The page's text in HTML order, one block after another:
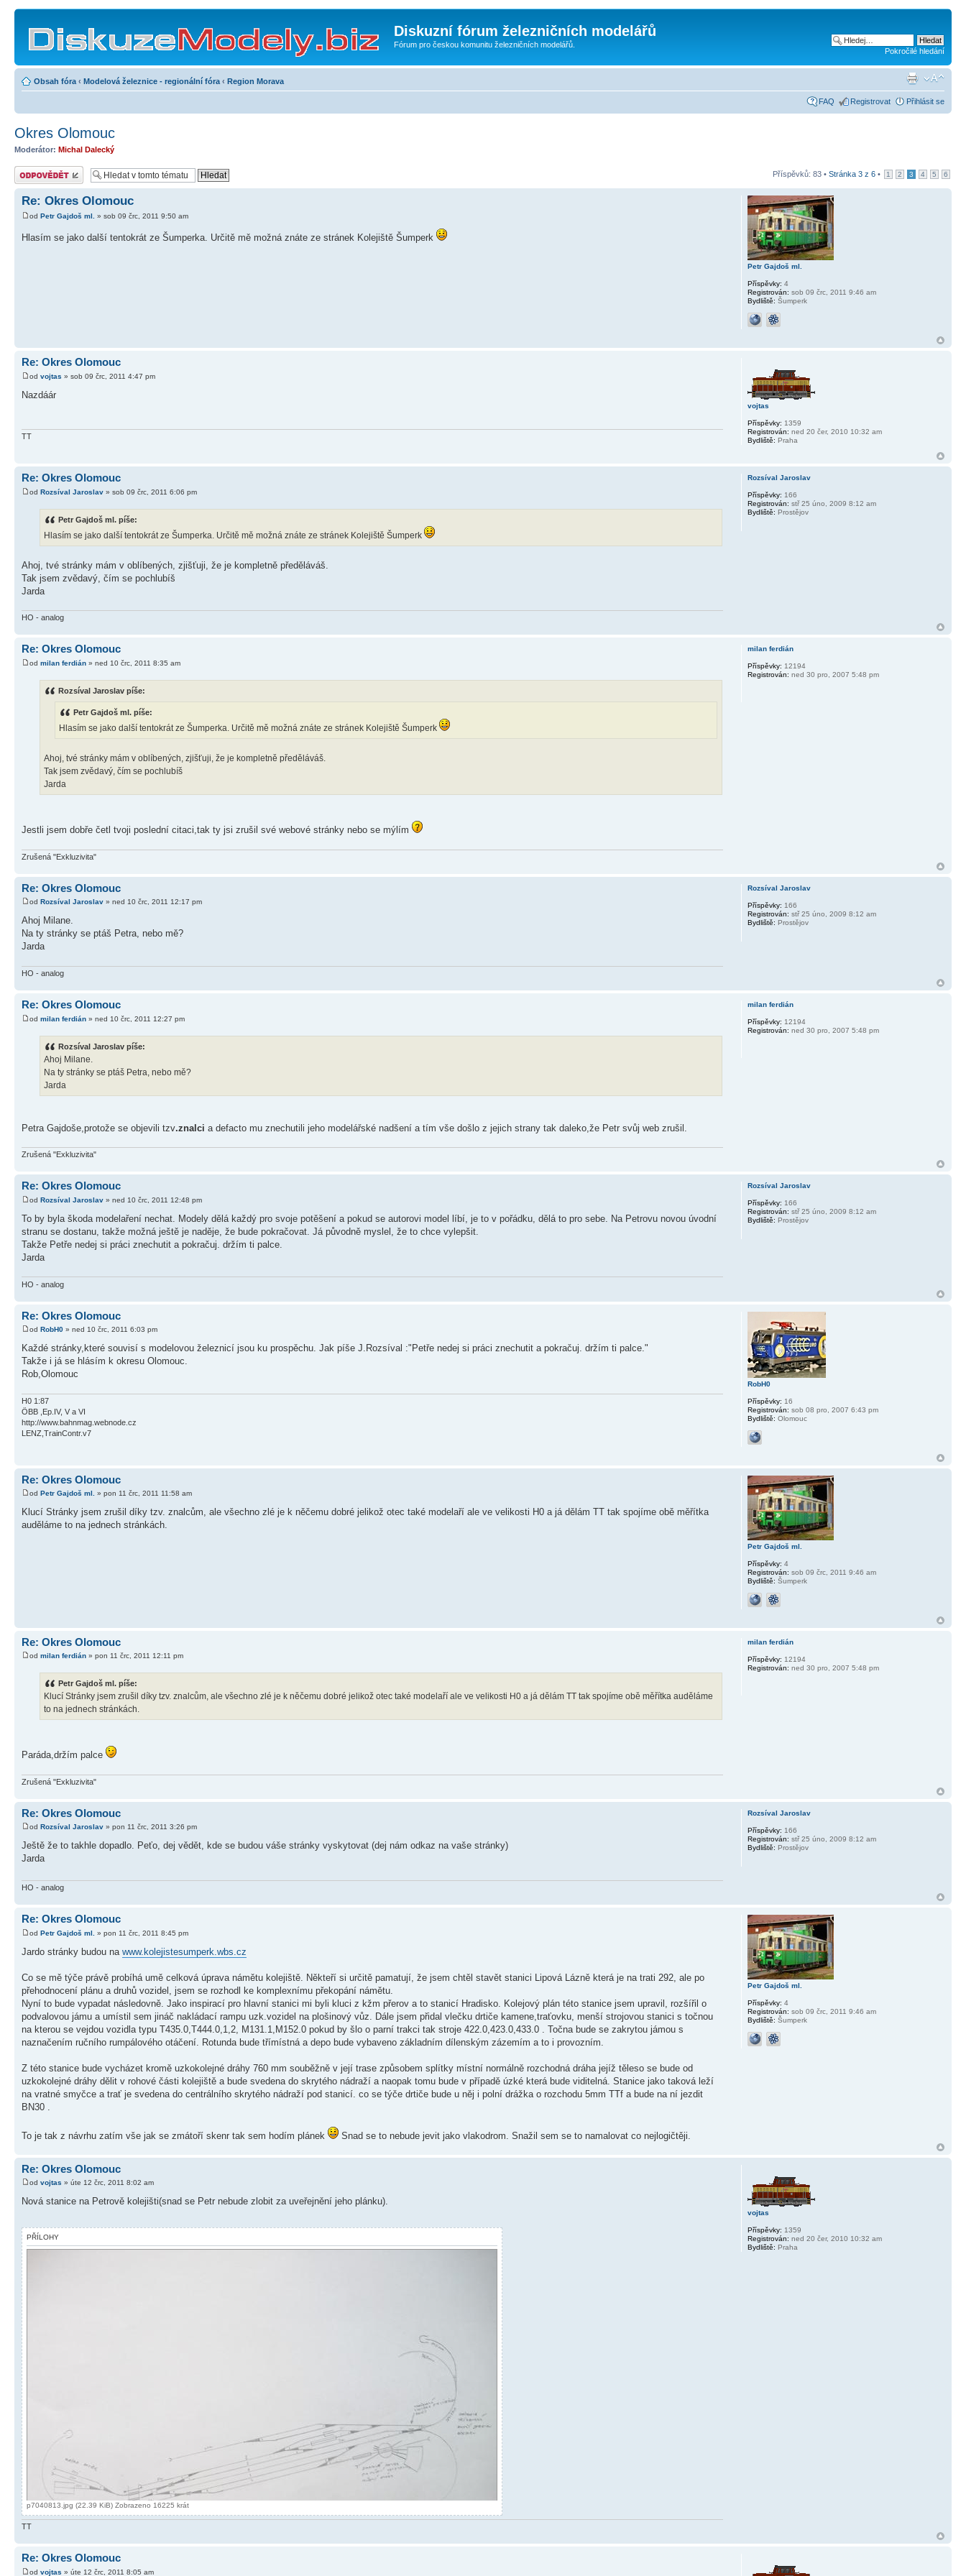
Diskuzní fórum železničních modelářů
Fórum pro českou komunitu železničních modelářů.
Pokročilé hledání
Obsah fóra ‹ Modelová železnice - regionální fóra ‹ Region Morava
FAQ Registrovat Přihlásit se
Okres Olomouc
Moderátor: Michal Dalecký
Odeslat odpověď Příspěvků: 83 • Stránka 3 z 6 • 1 2 3 4 5 6
Re: Okres Olomouc
od Petr Gajdoš ml. » sob 09 črc, 2011 9:50 am
Hlasím se jako další tentokrát ze Šumperka. Určitě mě možná znáte ze stránek Kolejiště Šumperk
Petr Gajdoš ml.
Příspěvky: 4
Registrován: sob 09 črc, 2011 9:46 am
Bydliště: Šumperk
Re: Okres Olomouc
od vojtas » sob 09 črc, 2011 4:47 pm
Nazdáár
TT
vojtas
Příspěvky: 1359
Registrován: ned 20 čer, 2010 10:32 am
Bydliště: Praha
Re: Okres Olomouc
od Rozsíval Jaroslav » sob 09 črc, 2011 6:06 pm
Petr Gajdoš ml. píše:
Hlasím se jako další tentokrát ze Šumperka. Určitě mě možná znáte ze stránek Kolejiště Šumperk
Ahoj, tvé stránky mám v oblíbených, zjišťuji, že je kompletně předěláváš.
Tak jsem zvědavý, čím se pochlubíš
Jarda
HO - analog
Rozsíval Jaroslav
Příspěvky: 166
Registrován: stř 25 úno, 2009 8:12 am
Bydliště: Prostějov
Re: Okres Olomouc
od milan ferdián » ned 10 črc, 2011 8:35 am
Rozsíval Jaroslav píše:
Petr Gajdoš ml. píše:
Hlasím se jako další tentokrát ze Šumperka. Určitě mě možná znáte ze stránek Kolejiště Šumperk
Ahoj, tvé stránky mám v oblíbených, zjišťuji, že je kompletně předěláváš.
Tak jsem zvědavý, čím se pochlubíš
Jarda
Jestli jsem dobře četl tvoji poslední citaci,tak ty jsi zrušil své webové stránky nebo se mýlím
Zrušená "Exkluzivita"
milan ferdián
Příspěvky: 12194
Registrován: ned 30 pro, 2007 5:48 pm
Re: Okres Olomouc
od Rozsíval Jaroslav » ned 10 črc, 2011 12:17 pm
Ahoj Milane.
Na ty stránky se ptáš Petra, nebo mě?
Jarda
HO - analog
Rozsíval Jaroslav
Příspěvky: 166
Registrován: stř 25 úno, 2009 8:12 am
Bydliště: Prostějov
Re: Okres Olomouc
od milan ferdián » ned 10 črc, 2011 12:27 pm
Rozsíval Jaroslav píše:
Ahoj Milane.
Na ty stránky se ptáš Petra, nebo mě?
Jarda
Petra Gajdoše,protože se objevili tzv.znalci a defacto mu znechutili jeho modelářské nadšení a tím vše došlo z jejich strany tak daleko,že Petr svůj web zrušil.
Zrušená "Exkluzivita"
milan ferdián
Příspěvky: 12194
Registrován: ned 30 pro, 2007 5:48 pm
Re: Okres Olomouc
od Rozsíval Jaroslav » ned 10 črc, 2011 12:48 pm
To by byla škoda modelaření nechat. Modely dělá každý pro svoje potěšení a pokud se autorovi model líbí, je to v pořádku, dělá to pro sebe. Na Petrovu novou úvodní
stranu se dostanu, takže možná ještě je naděje, že bude pokračovat. Já původně myslel, že to chce vylepšit.
Takže Petře nedej si práci znechutit a pokračuj. držím ti palce.
Jarda
HO - analog
Rozsíval Jaroslav
Příspěvky: 166
Registrován: stř 25 úno, 2009 8:12 am
Bydliště: Prostějov
Re: Okres Olomouc
od RobH0 » ned 10 črc, 2011 6:03 pm
Každé stránky,které souvisí s modelovou železnicí jsou ku prospěchu. Jak píše J.Rozsíval :"Petře nedej si práci znechutit a pokračuj. držím ti palce."
Takže i já se hlásím k okresu Olomouc.
Rob,Olomouc
H0 1:87
ÖBB ,Ep.IV, V a VI
http://www.bahnmag.webnode.cz
LENZ,TrainContr.v7
RobH0
Příspěvky: 16
Registrován: sob 08 pro, 2007 6:43 pm
Bydliště: Olomouc
Re: Okres Olomouc
od Petr Gajdoš ml. » pon 11 črc, 2011 11:58 am
Klucí Stránky jsem zrušil díky tzv. znalcům, ale všechno zlé je k něčemu dobré jelikož otec také modelaří ale ve velikosti H0 a já dělám TT tak spojíme obě měřítka
auděláme to na jednech stránkách.
Petr Gajdoš ml.
Příspěvky: 4
Registrován: sob 09 črc, 2011 9:46 am
Bydliště: Šumperk
Re: Okres Olomouc
od milan ferdián » pon 11 črc, 2011 12:11 pm
Petr Gajdoš ml. píše:
Klucí Stránky jsem zrušil díky tzv. znalcům, ale všechno zlé je k něčemu dobré jelikož otec také modelaří ale ve velikosti H0 a já dělám TT tak spojíme obě měřítka auděláme
to na jednech stránkách.
Paráda,držím palce
Zrušená "Exkluzivita"
milan ferdián
Příspěvky: 12194
Registrován: ned 30 pro, 2007 5:48 pm
Re: Okres Olomouc
od Rozsíval Jaroslav » pon 11 črc, 2011 3:26 pm
Ještě že to takhle dopadlo. Peťo, dej vědět, kde se budou váše stránky vyskytovat (dej nám odkaz na vaše stránky)
Jarda
HO - analog
Rozsíval Jaroslav
Příspěvky: 166
Registrován: stř 25 úno, 2009 8:12 am
Bydliště: Prostějov
Re: Okres Olomouc
od Petr Gajdoš ml. » pon 11 črc, 2011 8:45 pm
Jardo stránky budou na www.kolejistesumperk.wbs.cz
Co se mě týče právě probíhá umě celková úprava námětu kolejiště. Někteří si určitě pamatují, že jsem chtěl stavět stanici Lipová Lázně která je na trati 292, ale po
přehodnocení plánu a druhů vozidel, jsem se rozhodl ke komplexnímu překopání námětu.
Nyní to bude vypadat následovně. Jako inspirací pro hlavní stanici mi byli kluci z kžm přerov a to stanicí Hradisko. Kolejový plán této stanice jsem upravil, rozšířil o
podvalovou jámu a umístil sem jináč nakládací rampu uzk.vozidel na plošinový vůz. Dále jsem přidal vlečku drtiče kamene,traťovku, menší strojovou stanici s točnou
na kterou se vejdou vozidla typu T435.0,T444.0,1,2, M131.1,M152.0 pokud by šlo o parní trakci tak stroje 422.0,423.0,433.0 . Točna bude se zakrytou jámou s
naznačením ručního rumpálového otáčení. Rotunda bude třímístná a depo bude vybaveno základním dílenským zázemím a to i provozním.
Z této stanice bude vycházet kromě uzkokolejné dráhy 760 mm souběžně v její trase způsobem splítky místní normálně rozchodná dráha jejíž těleso se bude od
uzkokolejné dráhy dělit v rohové části kolejiště a bude svedena do skrytého nádraží a naopak tomu bude v případě úzké která bude viditelná. Stanice jako taková leží
na vratné smyčce a trať je svedena do centrálního skrytého nádraží pod stanicí. co se týče drtiče bude u něj i polní drážka o rozchodu 5mm TTf a bude na ní jezdit
BN30 .
To je tak z návrhu zatím vše jak se zmátoří skenr tak sem hodím plánek Snad se to nebude jevit jako vlakodrom. Snažil sem se to namalovat co nejlogičtěji.
Petr Gajdoš ml.
Příspěvky: 4
Registrován: sob 09 črc, 2011 9:46 am
Bydliště: Šumperk
Re: Okres Olomouc
od vojtas » úte 12 črc, 2011 8:02 am
Nová stanice na Petrově kolejišti(snad se Petr nebude zlobit za uveřejnění jeho plánku).
PŘÍLOHY
p7040813.jpg (22.39 KiB) Zobrazeno 16225 krát
TT
vojtas
Příspěvky: 1359
Registrován: ned 20 čer, 2010 10:32 am
Bydliště: Praha
Re: Okres Olomouc
od vojtas » úte 12 črc, 2011 8:05 am